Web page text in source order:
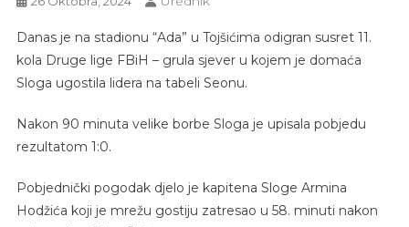
Danas je na stadionu “Ada” u Tojšićima odigran susret 11.
kola Druge lige FBiH – grula sjever u kojem je domaća
Sloga ugostila lidera na tabeli Seonu.
Nakon 90 minuta velike borbe Sloga je upisala pobjedu
rezultatom 1:0.
Pobjednički pogodak djelo je kapitena Sloge Armina
Hodžića koji je mrežu gostiju zatresao u 58. minuti nakon